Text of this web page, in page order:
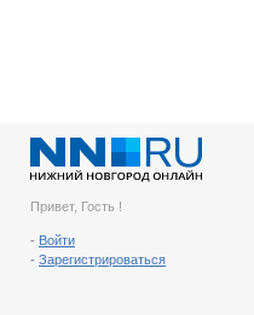
Привет, Гость !
- Войти
- Зарегистрироваться